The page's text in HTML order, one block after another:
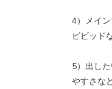
4）メイ
ビビッド
5）出し
やすさな